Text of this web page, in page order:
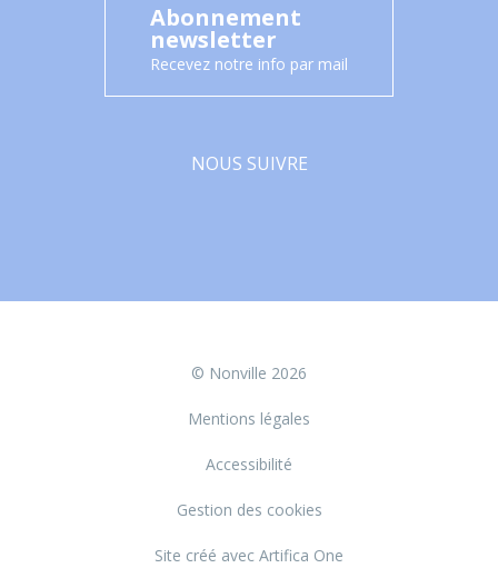
Abonnement
newsletter
Recevez notre info par mail
NOUS SUIVRE
© Nonville 2026
Mentions légales
Accessibilité
Gestion des cookies
Site créé avec Artifica One